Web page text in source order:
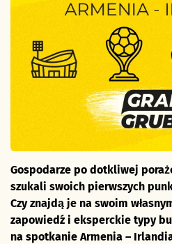
Gospodarze po dotkliwej
szukali swoich pierwszych
Czy znajdą je na swoim
zapowiedź i eksperckie typy
na spotkanie Armenia –